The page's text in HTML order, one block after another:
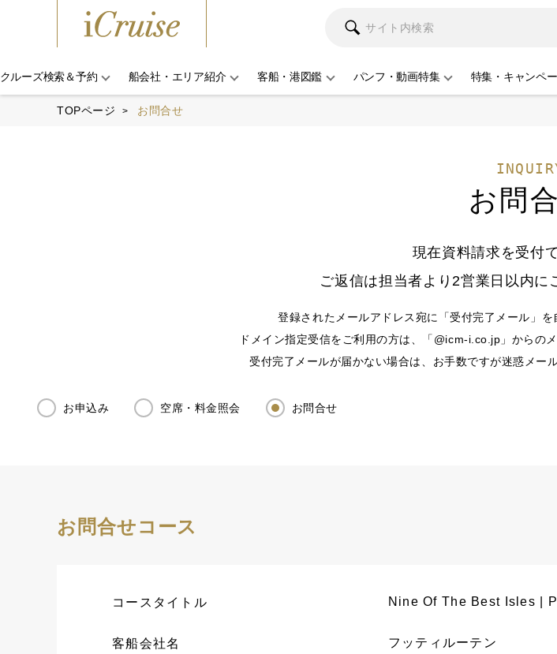
クルーズ検索＆予約 船会社・エリア紹介 客船・港図鑑 パンフ・動画特集 特集・キャンペ
TOPページ お問合せ
お問
現在資料請求を受付
ご返信は担当者より2営業日以内に
登録されたメールアドレス宛に「受付完了メール」
ドメイン指定受信をご利用の方は、「@icm-i.co.jp」からの
受付完了メールが届かない場合は、お手数ですが迷惑メー
お申込み 空席・料金照会 お問合せ
お問合せコース
コースタイトル Nine Of The Best Isles |
客船会社名 フッティルーテン